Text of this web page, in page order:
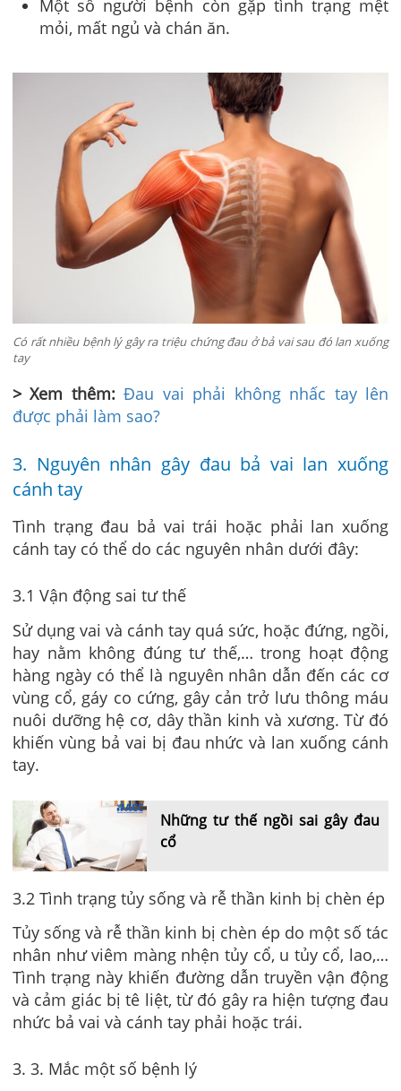
Một số người bệnh còn gặp tình trạng mệt
mỏi, mất ngủ và chán ăn.
Có rất nhiều bệnh lý gây ra triệu chứng đau ở bả vai sau đó lan xuống
tay
> Xem thêm: Đau vai phải không nhấc tay lên
được phải làm sao?
3. Nguyên nhân gây đau bả vai lan xuống
cánh tay
Tình trạng đau bả vai trái hoặc phải lan xuống
cánh tay có thể do các nguyên nhân dưới đây:
3.1 Vận động sai tư thế
Sử dụng vai và cánh tay quá sức, hoặc đứng, ngồi,
hay nằm không đúng tư thế,… trong hoạt động
hàng ngày có thể là nguyên nhân dẫn đến các cơ
vùng cổ, gáy co cứng, gây cản trở lưu thông máu
nuôi dưỡng hệ cơ, dây thần kinh và xương. Từ đó
khiến vùng bả vai bị đau nhức và lan xuống cánh
tay.
Những tư thế ngồi sai gây đau
cổ
3.2 Tình trạng tủy sống và rễ thần kinh bị chèn ép
Tủy sống và rễ thần kinh bị chèn ép do một số tác
nhân như viêm màng nhện tủy cổ, u tủy cổ, lao,…
Tình trạng này khiến đường dẫn truyền vận động
và cảm giác bị tê liệt, từ đó gây ra hiện tượng đau
nhức bả vai và cánh tay phải hoặc trái.
3. 3. Mắc một số bệnh lý